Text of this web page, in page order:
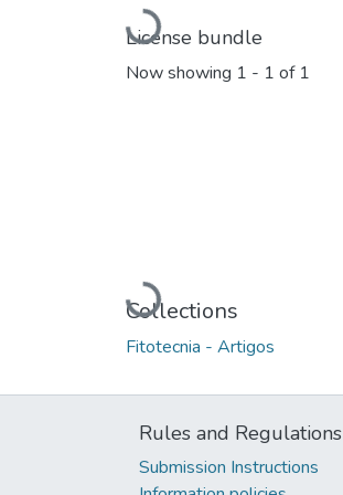
Loading...
License bundle
Now showing 1 - 1 of 1
Loading...
Collections
Fitotecnia - Artigos
Rules and Regulations
Submission Instructions